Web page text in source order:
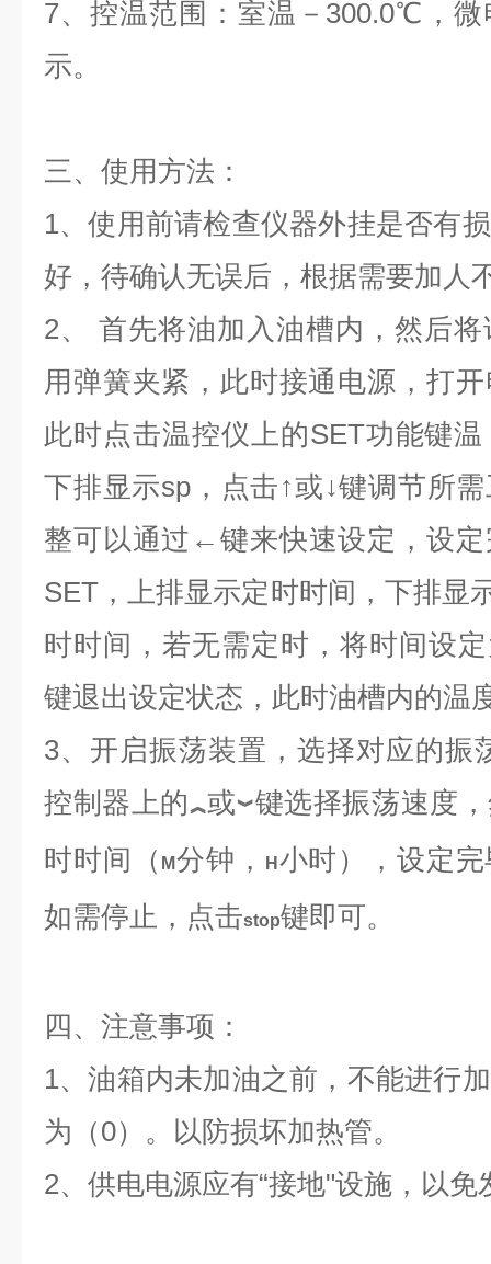
7、控温范围：室温－300.0℃，
示。
三、 使用方法：
1、使用前请检查仪器外挂是否有
好，待确认无误后，根据需要加人
2、 首先将油加入油槽内，然后
用弹簧夹紧，此时接通电源，打
此时点击温控仪上的SET功能键
下排显示sp，点击↑或↓键调节所
整可以通过 ← 键来快速设定，设
SET，上排显示定时时间，下排显
时时间，若无需定时，将时间设
键退出设定状态，此时油槽内的温
3、开启振荡装置，选择对应的振
控制器上的︽或︾键选择振荡速度
时时间（ M分钟， H 小时），设定
如需停止，点击stop键即可。
四、 注意事项：
1、油箱内未加油之前，不能进行
为（0）。以防损坏加热管。
2、供电电源应有“接地"设施，以免